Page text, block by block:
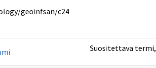
geoinfsan/c24
Suositettava termi,